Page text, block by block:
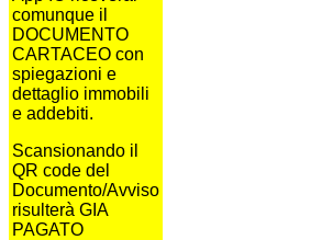
comunque il
DOCUMENTO
CARTACEO con
spiegazioni e
dettaglio immobili
e addebiti.
Scansionando il
QR code del
Documento/Avviso
risulterà GIA
PAGATO